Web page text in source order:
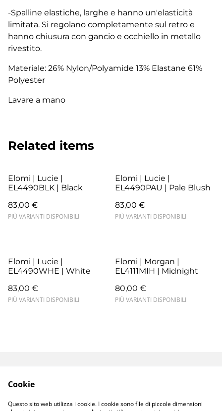
-Spalline elastiche, larghe e hanno un'elasticità
limitata. Si regolano completamente sul retro e
hanno chiusura con gancio e occhiello in metallo
rivestito.
Materiale: 26% Nylon/Polyamide 13% Elastane 61%
Polyester
Lavare a mano
Related items
Elomi | Lucie |
EL4490BLK | Black
83,00 €
PIÙ VARIANTI DISPONIBILI
Elomi | Lucie |
EL4490PAU | Pale Blush
83,00 €
PIÙ VARIANTI DISPONIBILI
Elomi | Lucie |
EL4490WHE | White
83,00 €
PIÙ VARIANTI DISPONIBILI
Elomi | Morgan |
EL4111MIH | Midnight
80,00 €
PIÙ VARIANTI DISPONIBILI
Termini e Condizioni
Consegne
Cookie Policy
Cookie
Questo sito web utilizza i cookie. I cookie sono file di piccole dimensioni